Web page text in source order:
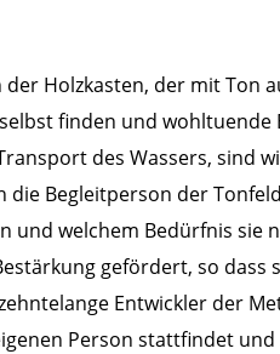
Holzkasten, der mit Ton
finden und
des Wassers, sind
Begleitperson der
und welchem Bedürfnis sie
gefördert, so dass
Entwickler der
Person stattfindet